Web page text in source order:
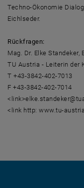
Techno-Ökonomie
Eichlseder.
Rückfragen:
Mag. Dr. Elke Standeker,
TU Austria - Leiterin der
T +43-3842-402-7013
F +43-3842-402-7014
<link http: www.tu-